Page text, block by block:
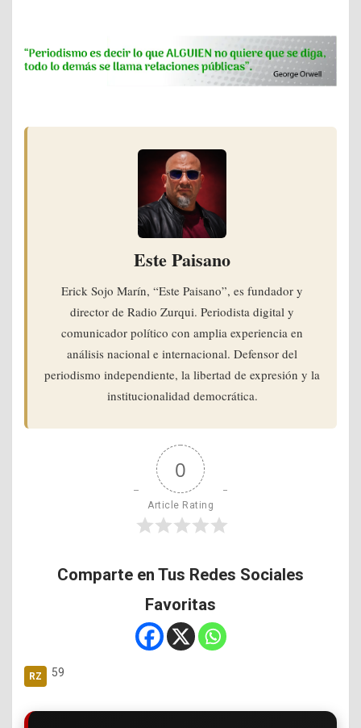
Este Paisano
Erick Sojo Marín, “Este Paisano”, es fundador y
director de Radio Zurqui. Periodista digital y
comunicador político con amplia experiencia en
análisis nacional e internacional. Defensor del
periodismo independiente, la libertad de expresión y la
institucionalidad democrática.
0
Article Rating
Comparte en Tus Redes Sociales
Favoritas
59